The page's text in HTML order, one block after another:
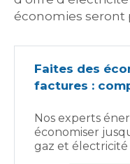
économies seront
Faites des
factures :
Nos experts
économiser
gaz et électricité